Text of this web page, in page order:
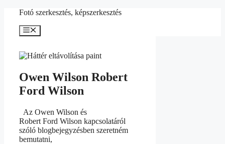
Kilépés
tartalomba
Fotó szerkesztés, képszerkesztés
Menü
Owen Wilson Robert
Ford Wilson
Az Owen Wilson és
Robert Ford Wilson kapcsolatáról
szóló blogbejegyzésben szeretném
bemutatni,